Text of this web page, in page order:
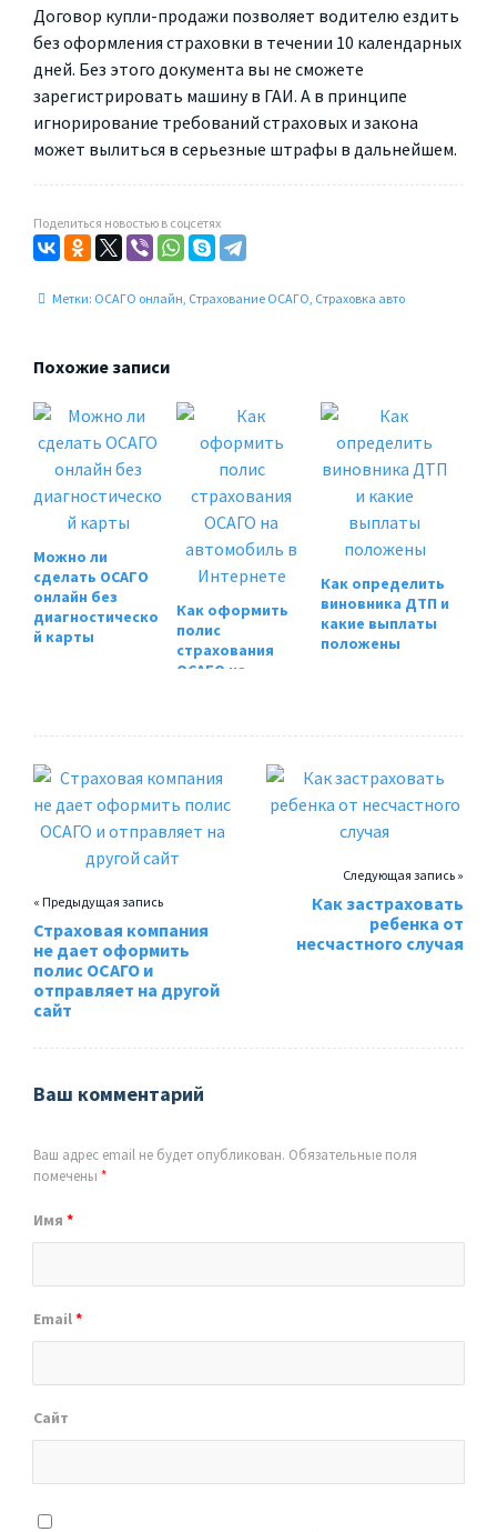
Договор купли-продажи позволяет водителю ездить
без оформления страховки в течении 10 календарных
дней. Без этого документа вы не сможете
зарегистрировать машину в ГАИ. А в принципе
игнорирование требований страховых и закона
может вылиться в серьезные штрафы в дальнейшем.
Поделиться новостью в соцсетях
Метки: ОСАГО онлайн, Страхование ОСАГО, Страховка авто
Похожие записи
Можно ли
сделать ОСАГО
онлайн без
диагностическо
й карты
Как оформить
полис
страхования
ОСАГО на
Как определить
виновника ДТП и
какие выплаты
положены
« Предыдущая запись
Страховая компания
не дает оформить
полис ОСАГО и
отправляет на другой
сайт
Следующая запись »
Как застраховать
ребенка от
несчастного случая
Ваш комментарий
Ваш адрес email не будет опубликован. Обязательные поля
помечены *
Имя *
Email*
Сайт